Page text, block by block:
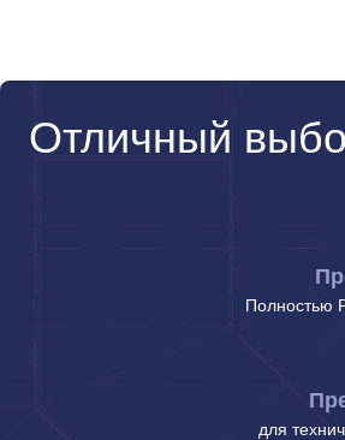
Отличный
Полностью
для